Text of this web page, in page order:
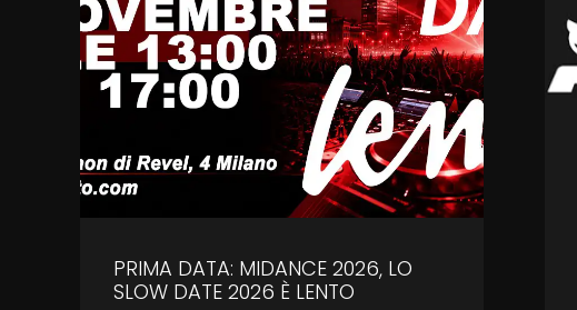
PRIMA DATA: MIDANCE 2026, LO
SLOW DATE 2026 È LENTO